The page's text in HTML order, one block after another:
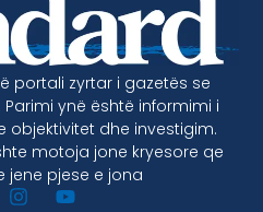
portali zyrtar i gazetës se
ynë është informimi i
objektivitet dhe investigim.
motoja jone kryesore qe
jene pjese e jona